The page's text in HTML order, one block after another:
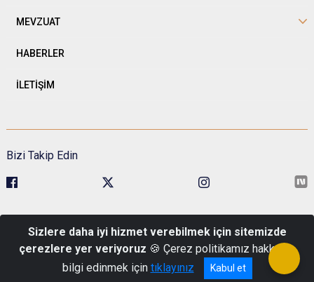
MEVZUAT
HABERLER
İLETİŞİM
Bizi Takip Edin
No:1 Pk: 06680 Çankaya/Ankara
Telefon : 0 (312) 422 48 00
Sizlere daha iyi hizmet verebilmek için sitemizde
çerezlere yer veriyoruz 🍪 Çerez politikamız hakkında
bilgi edinmek için tıklayınız Kabul et